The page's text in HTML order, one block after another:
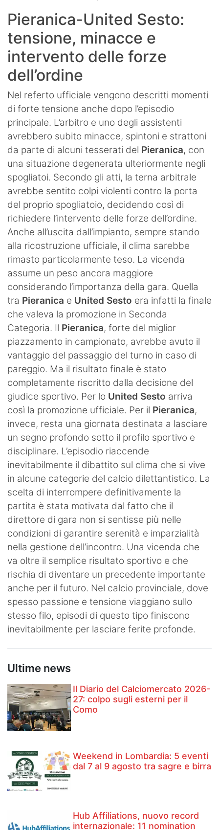
Pieranica-United Sesto:
tensione, minacce e
intervento delle forze
dell’ordine
Nel referto ufficiale vengono descritti momenti
di forte tensione anche dopo l’episodio
principale. L’arbitro e uno degli assistenti
avrebbero subito minacce, spintoni e strattoni
da parte di alcuni tesserati del Pieranica, con
una situazione degenerata ulteriormente negli
spogliatoi. Secondo gli atti, la terna arbitrale
avrebbe sentito colpi violenti contro la porta
del proprio spogliatoio, decidendo così di
richiedere l’intervento delle forze dell’ordine.
Anche all’uscita dall’impianto, sempre stando
alla ricostruzione ufficiale, il clima sarebbe
rimasto particolarmente teso. La vicenda
assume un peso ancora maggiore
considerando l’importanza della gara. Quella
tra Pieranica e United Sesto era infatti la finale
che valeva la promozione in Seconda
Categoria. Il Pieranica, forte del miglior
piazzamento in campionato, avrebbe avuto il
vantaggio del passaggio del turno in caso di
pareggio. Ma il risultato finale è stato
completamente riscritto dalla decisione del
giudice sportivo. Per lo United Sesto arriva
così la promozione ufficiale. Per il Pieranica,
invece, resta una giornata destinata a lasciare
un segno profondo sotto il profilo sportivo e
disciplinare. L’episodio riaccende
inevitabilmente il dibattito sul clima che si vive
in alcune categorie del calcio dilettantistico. La
scelta di interrompere definitivamente la
partita è stata motivata dal fatto che il
direttore di gara non si sentisse più nelle
condizioni di garantire serenità e imparzialità
nella gestione dell’incontro. Una vicenda che
va oltre il semplice risultato sportivo e che
rischia di diventare un precedente importante
anche per il futuro. Nel calcio provinciale, dove
spesso passione e tensione viaggiano sullo
stesso filo, episodi di questo tipo finiscono
inevitabilmente per lasciare ferite profonde.
Ultime news
Il Diario del Calciomercato 2026-
27: colpo sugli esterni per il
Como
Weekend in Lombardia: 5 eventi
dal 7 al 9 agosto tra sagre e birra
Hub Affiliations, nuovo record
internazionale: 11 nomination